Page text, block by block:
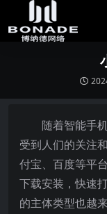
随着智能手
受到人们的关注
付宝、百度等平
下载安装，快速
的主体类型也越